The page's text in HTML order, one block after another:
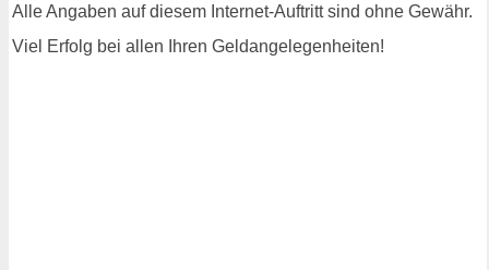
Alle Angaben auf diesem Internet-Auftritt sind ohne Gewähr.
Viel Erfolg bei allen Ihren Geldangelegenheiten!